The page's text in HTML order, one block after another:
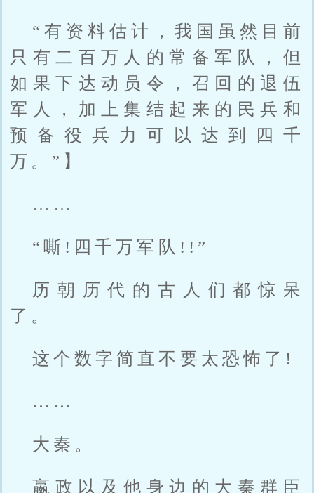
“有资料估计，我国虽然目前
只有二百万人的常备军队，但
如果下达动员令，召回的退伍
军人，加上集结起来的民兵和
预备役兵力可以达到四千
万。”】
……
“嘶!四千万军队!!”
历朝历代的古人们都惊呆
了。
这个数字简直不要太恐怖了!
……
大秦。
嬴政以及他身边的大秦群臣